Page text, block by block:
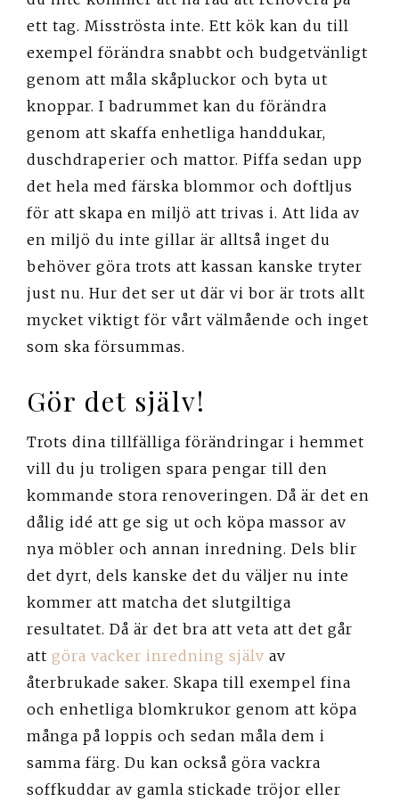
ett tag. Misströsta inte. Ett kök kan du till
exempel förändra snabbt och budgetvänligt
genom att måla skåpluckor och byta ut
knoppar. I badrummet kan du förändra
genom att skaffa enhetliga handdukar,
duschdraperier och mattor. Piffa sedan upp
det hela med färska blommor och doftljus
för att skapa en miljö att trivas i. Att lida av
en miljö du inte gillar är alltså inget du
behöver göra trots att kassan kanske tryter
just nu. Hur det ser ut där vi bor är trots allt
mycket viktigt för vårt välmående och inget
som ska försummas.
Gör det själv!
Trots dina tillfälliga förändringar i hemmet
vill du ju troligen spara pengar till den
kommande stora renoveringen. Då är det en
dålig idé att ge sig ut och köpa massor av
nya möbler och annan inredning. Dels blir
det dyrt, dels kanske det du väljer nu inte
kommer att matcha det slutgiltiga
resultatet. Då är det bra att veta att det går
att göra vacker inredning själv av
återbrukade saker. Skapa till exempel fina
och enhetliga blomkrukor genom att köpa
många på loppis och sedan måla dem i
samma färg. Du kan också göra vackra
soffkuddar av gamla stickade tröjor eller